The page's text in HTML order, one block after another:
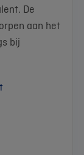
De
aan het
bij